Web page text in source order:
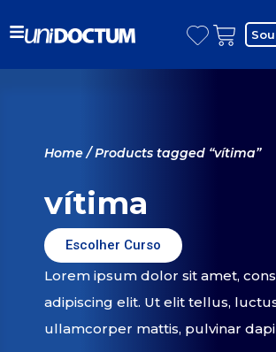
Home/ Products tagged “vítima”
vítima
Escolher Curso
Lorem ipsum dolor sit amet,
adipiscing elit. Ut elit tellus,
ullamcorper mattis, pulvinar